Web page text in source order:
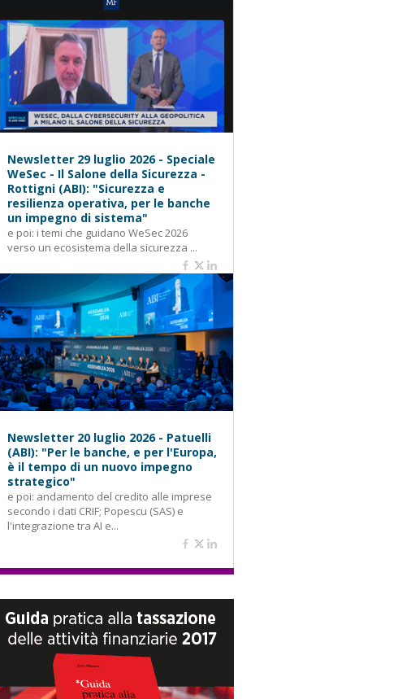
Newsletter 29 luglio 2026 - Speciale
WeSec - Il Salone della Sicurezza -
Rottigni (ABI): "Sicurezza e
resilienza operativa, per le banche
un impegno di sistema"
e poi: i temi che guidano WeSec 2026
verso un ecosistema della sicurezza ...
Newsletter 20 luglio 2026 - Patuelli
(ABI): "Per le banche, e per l'Europa,
è il tempo di un nuovo impegno
strategico"
e poi: andamento del credito alle imprese
secondo i dati CRIF; Popescu (SAS) e
l'integrazione tra AI e...